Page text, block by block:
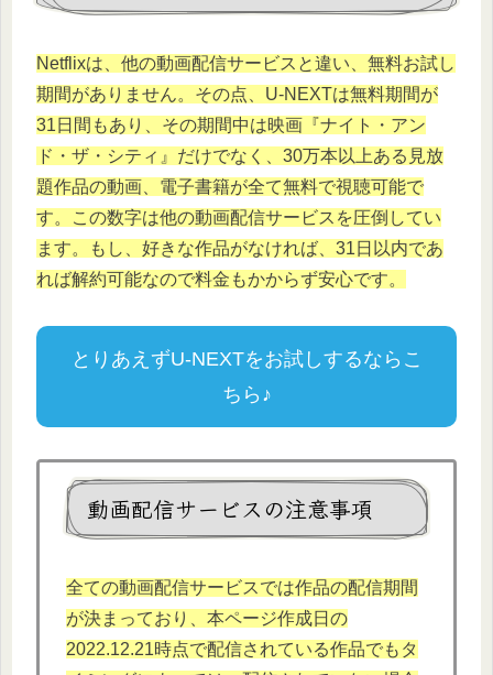
Netflixは、他の動画配信サービスと違い、無料お試し
期間がありません。その点、U-NEXTは無料期間が
31日間もあり
、その期間中は映画『ナイト・アン
ド・ザ・シティ』だけでなく、30万本以上ある見放
題作品の動画、電子書籍が全て無料で視聴可能で
す。この数字は他の動画配信サービスを圧倒してい
ます。もし、好きな作品がなければ、 31日以内であ
れば解約可能なので料金もかからず安心です。
とりあえずU-NEXTをお試しするならこ
ちら♪
動画配信サービスの注意事項
全ての動画配信サービスでは作品の配信期間
が決まっており、本ページ作成日の
2022.12.21時点で配信されている作品でもタ